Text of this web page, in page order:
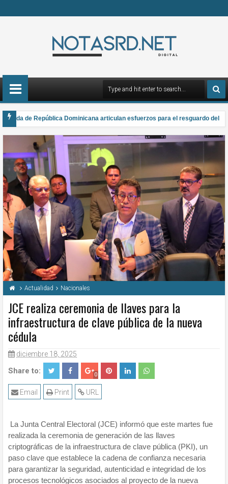
de República Dominicana articulan esfuerzos para el resguardo del
el Premio Anual Nacional de Poesía Salomé Ureña de Henríquez 2026
Actualidad Nacionales
JCE realiza ceremonia de llaves para la
infraestructura de clave pública de la nueva
cédula
diciembre 18, 2025
Share to: 0
URL
Print
Email
La Junta Central Electoral (JCE) informó que este martes fue
realizada la ceremonia de generación de las llaves
criptográficas de la infraestructura de clave pública (PKI), un
paso clave que establece la cadena de confianza necesaria
para garantizar la seguridad, autenticidad e integridad de los
procesos tecnológicos asociados al proyecto de la nueva